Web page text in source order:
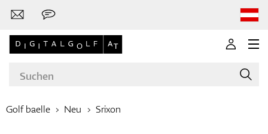
Golf baelle Neu Srixon